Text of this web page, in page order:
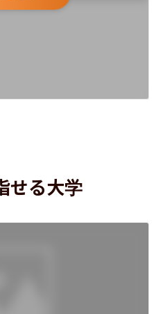
せる大学